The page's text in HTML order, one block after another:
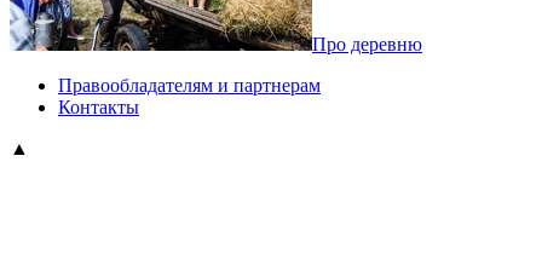
Про деревню
Правообладателям и партнерам
Контакты
▲